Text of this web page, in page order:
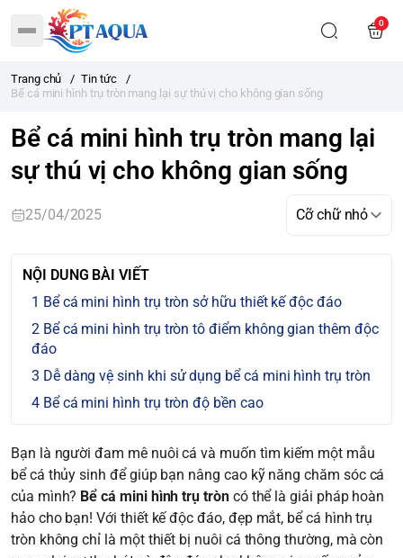
0
Trang chủ / Tin tức
/
Bể cá mini hình trụ tròn mang lại sự thú vị cho không gian sống
Bể cá mini hình trụ tròn mang lại
sự thú vị cho không gian sống
25/04/2025
NỘI DUNG BÀI VIẾT
Bể cá mini hình trụ tròn sở hữu thiết kế độc đáo
Bể cá mini hình trụ tròn tô điểm không gian thêm độc
đáo
Dễ dàng vệ sinh khi sử dụng bể cá mini hình trụ tròn
Bể cá mini hình trụ tròn độ bền cao
Bạn là người đam mê nuôi cá và muốn tìm kiếm một mẫu
bể cá thủy sinh để giúp bạn nâng cao kỹ năng chăm sóc cá
của mình? Bể cá mini hình trụ tròncó thể là giải pháp hoàn
hảo cho bạn! Với thiết kế độc đáo, đẹp mắt, bể cá hình trụ
tròn không chỉ là một thiết bị nuôi cá thông thường, mà còn